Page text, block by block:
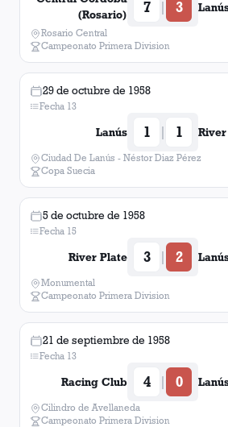
(Rosario)
7 | 3
Rosario Central
Campeonato Primera Division
29 de octubre de 1958
Fecha 13
Lanús 1 | 1
Ciudad De Lanús - Néstor Diaz Pérez
Copa Suecia
5 de octubre de 1958
Fecha 15
River Plate 3 | 2
Monumental
Campeonato Primera Division
21 de septiembre de 1958
Fecha 13
Racing Club 4 | 0
Cilindro de Avellaneda
Campeonato Primera Division